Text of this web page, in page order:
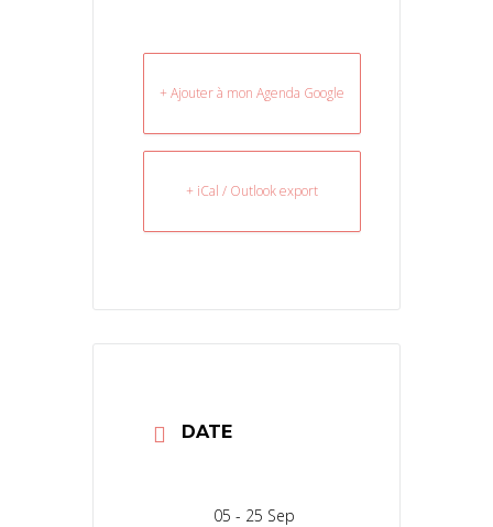
+ Ajouter à mon Agenda Google
+ iCal / Outlook export
DATE
05 - 25 Sep